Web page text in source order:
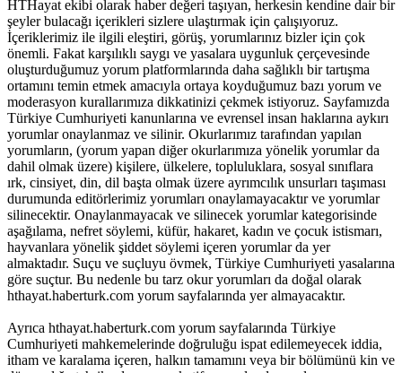
HTHayat ekibi olarak haber değeri taşıyan, herkesin kendine dair bir
şeyler bulacağı içerikleri sizlere ulaştırmak için çalışıyoruz.
İçeriklerimiz ile ilgili eleştiri, görüş, yorumlarınız bizler için çok
önemli. Fakat karşılıklı saygı ve yasalara uygunluk çerçevesinde
oluşturduğumuz yorum platformlarında daha sağlıklı bir tartışma
ortamını temin etmek amacıyla ortaya koyduğumuz bazı yorum ve
moderasyon kurallarımıza dikkatinizi çekmek istiyoruz. Sayfamızda
Türkiye Cumhuriyeti kanunlarına ve evrensel insan haklarına aykırı
yorumlar onaylanmaz ve silinir. Okurlarımız tarafından yapılan
yorumların, (yorum yapan diğer okurlarımıza yönelik yorumlar da
dahil olmak üzere) kişilere, ülkelere, topluluklara, sosyal sınıflara
ırk, cinsiyet, din, dil başta olmak üzere ayrımcılık unsurları taşıması
durumunda editörlerimiz yorumları onaylamayacaktır ve yorumlar
silinecektir. Onaylanmayacak ve silinecek yorumlar kategorisinde
aşağılama, nefret söylemi, küfür, hakaret, kadın ve çocuk istismarı,
hayvanlara yönelik şiddet söylemi içeren yorumlar da yer
almaktadır. Suçu ve suçluyu övmek, Türkiye Cumhuriyeti yasalarına
göre suçtur. Bu nedenle bu tarz okur yorumları da doğal olarak
hthayat.haberturk.com yorum sayfalarında yer almayacaktır.
Ayrıca hthayat.haberturk.com yorum sayfalarında Türkiye
Cumhuriyeti mahkemelerinde doğruluğu ispat edilemeyecek iddia,
itham ve karalama içeren, halkın tamamını veya bir bölümünü kin ve